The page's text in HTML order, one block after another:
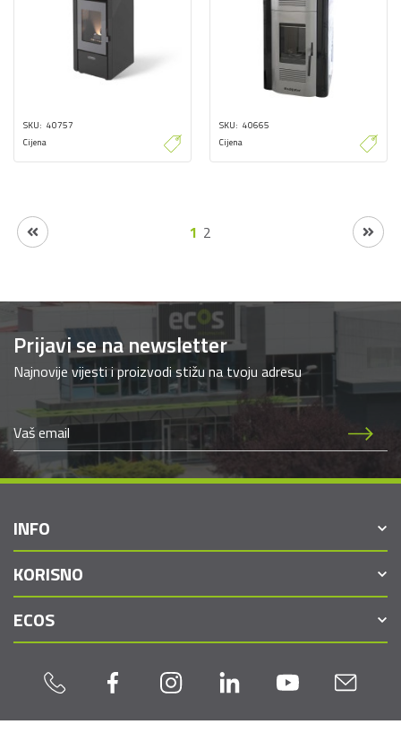
SKU 40757
Cijena
SKU 40665
Cijena
1 2
Prijavi se na newsletter
Najnovije vijesti i proizvodi stižu na tvoju adresu
INFO
KORISNO
ECOS